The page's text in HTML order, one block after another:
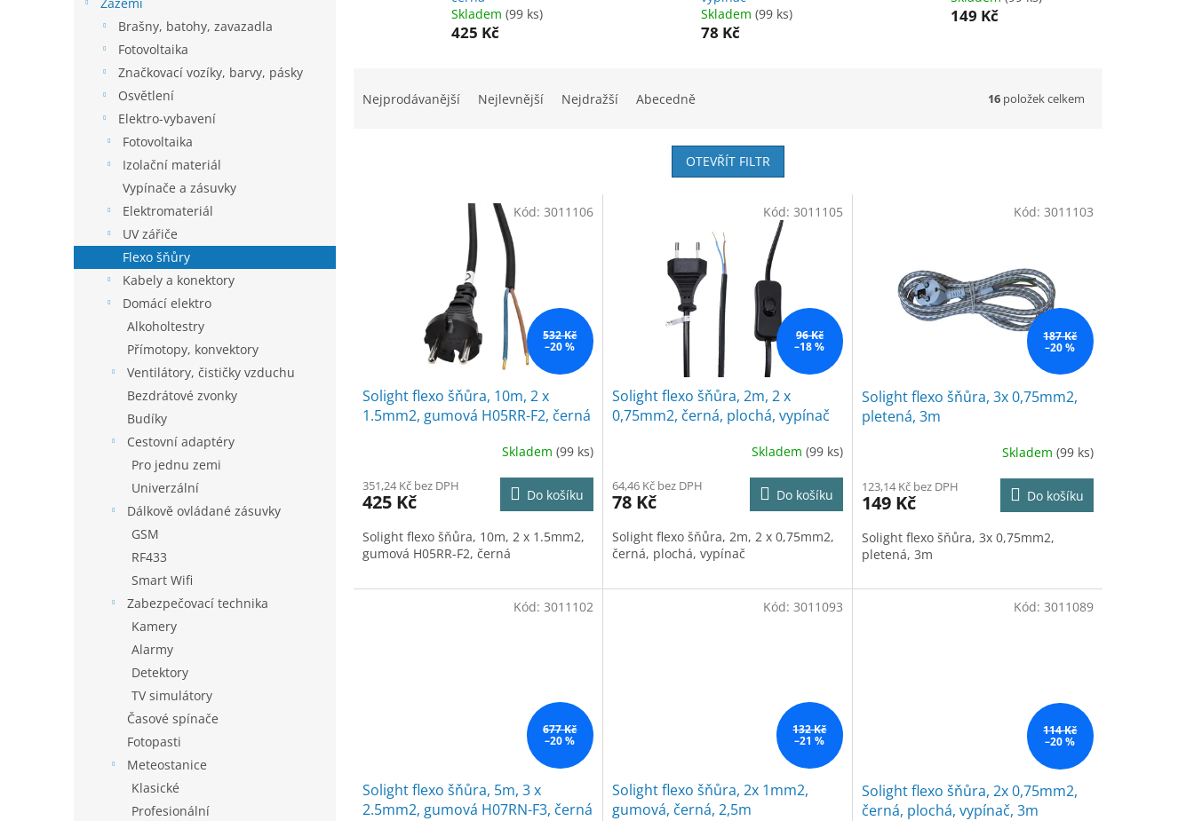
Brašny, batohy, zavazadla
Fotovoltaika
Značkovací vozíky, barvy, pásky
Osvětlení
Elektro-vybavení
Fotovoltaika
Izolační materiál
Vypínače a zásuvky
Elektromateriál
UV zářiče
Flexo šňůry
Kabely a konektory
Domácí elektro
Alkoholtestry
Přímotopy, konvektory
Ventilátory, čističky vzduchu
Bezdrátové zvonky
Budíky
Cestovní adaptéry
Pro jednu zemi
Univerzální
Dálkově ovládané zásuvky
GSM
RF433
Smart Wifi
Zabezpečovací technika
Kamery
Alarmy
Detektory
TV simulátory
Časové spínače
Fotopasti
Meteostanice
Klasické
Profesionální
Skladem (99 ks)
425 Kč
Skladem (99 ks)
78 Kč
149 Kč
Nejprodávanější Nejlevnější Nejdražší Abecedně 16 položek celkem
OTEVŘÍT FILTR
532 Kč
–20 %
Solight flexo šňůra, 10m, 2 x
1.5mm2, gumová H05RR-F2, černá
Skladem (99 ks)
351,24 Kč bez DPH
425 Kč Do košíku
Solight flexo šňůra, 10m, 2 x 1.5mm2,
gumová H05RR-F2, černá
Kód: 3011106
96 Kč
–18 %
Solight flexo šňůra, 2m, 2 x
0,75mm2, černá, plochá, vypínač
Skladem (99 ks)
64,46 Kč bez DPH
78 Kč Do košíku
Solight flexo šňůra, 2m, 2 x 0,75mm2,
černá, plochá, vypínač
Kód: 3011105
187 Kč
–20 %
Solight flexo šňůra, 3x 0,75mm2,
pletená, 3m
Skladem (99 ks)
123,14 Kč bez DPH
149 Kč Do košíku
Solight flexo šňůra, 3x 0,75mm2,
pletená, 3m
Kód: 3011103
677 Kč
–20 %
Solight flexo šňůra, 5m, 3 x
2.5mm2, gumová H07RN-F3, černá
Kód: 3011102
132 Kč
–21 %
Solight flexo šňůra, 2x 1mm2,
gumová, černá, 2,5m
Kód: 3011093
114 Kč
–20 %
Solight flexo šňůra, 2x 0,75mm2,
černá, plochá, vypínač, 3m
Kód: 3011089